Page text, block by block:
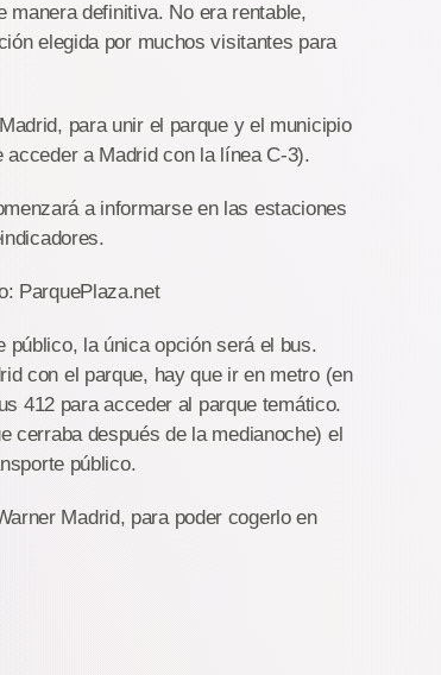
manera definitiva. No era rentable,
elegida por muchos visitantes para
para unir el parque y el municipio
a Madrid con la línea C-3).
a informarse en las estaciones
ParquePlaza.net
público, la única opción será el bus.
con el parque, hay que ir en metro (en
412 para acceder al parque temático.
cerraba después de la medianoche) el
público.
Madrid, para poder cogerlo en